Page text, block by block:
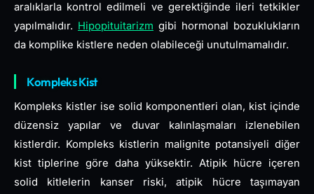
aralıklarla kontrol edilmeli ve gerektiğinde ileri tetkikler
yapılmalıdır. Hipopituitarizm gibi hormonal bozuklukların
da komplike kistlere neden olabileceği unutulmamalıdır.
Kompleks Kist
Kompleks kistler ise solid komponentleri olan, kist içinde
düzensiz yapılar ve duvar kalınlaşmaları izlenebilen
kistlerdir. Kompleks kistlerin malignite potansiyeli diğer
kist tiplerine göre daha yüksektir. Atipik hücre içeren
solid kitlelerin kanser riski, atipik hücre taşımayan